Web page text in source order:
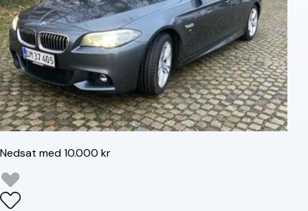
Nedsat med 10.000 kr